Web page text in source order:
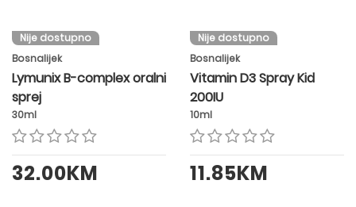
Nije dostupno
Bosnalijek
Lymunix B-complex oralni
sprej
30ml
32.00KM
Nije dostupno
Bosnalijek
Vitamin D3 Spray Kid
200IU
10ml
11.85KM